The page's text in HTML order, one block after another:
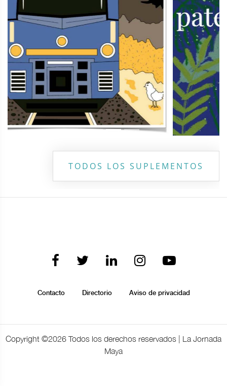
TODOS LOS SUPLEMENTOS
Contacto Directorio Aviso de privacidad
Copyright ©2026 Todos los derechos reservados | La Jornada
Maya